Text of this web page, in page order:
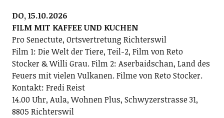
DO, 15.10.2026
FILM MIT KAFFEE UND KUCHEN
Pro Senectute, Ortsvertretung Richterswil
Film 1: Die Welt der Tiere, Teil-2, Film von Reto
Stocker & Willi Grau. Film 2: Aserbaidschan, Land des
Feuers mit vielen Vulkanen. Filme von Reto Stocker.
Kontakt: Fredi Reist
14.00 Uhr, Aula, Wohnen Plus, Schwyzerstrasse 31,
8805 Richterswil